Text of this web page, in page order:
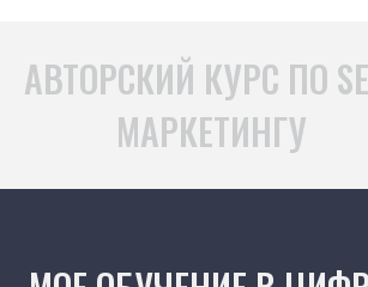
АВТОРСКИЙ КУРС ПО
МАРКЕТИНГУ